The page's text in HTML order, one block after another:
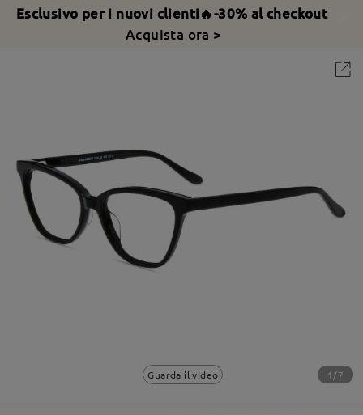
Esclusivo per i nuovi clienti🔥-30% al checkout
Acquista ora >
Guarda il video 1/7